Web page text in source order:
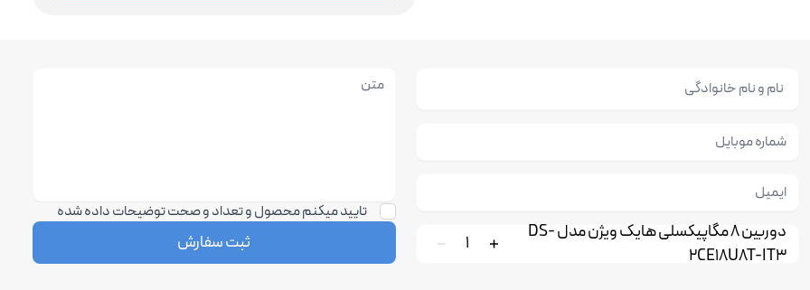
دوربین 8 مگاپیکسلی هایک ویژن مدل DS-
2CE18U8T-IT3
1
تایید میکنم محصول و تعداد و صحت توضیحات داده شده
ثبت سفارش